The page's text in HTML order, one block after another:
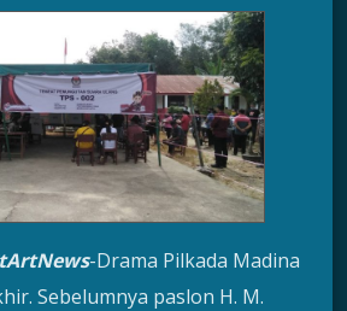
-Drama Pilkada Madina
Sebelumnya paslon H. M.